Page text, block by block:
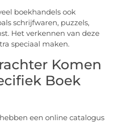
boekhandels ook
schrijfwaren, puzzels,
Het verkennen van deze
speciaal maken.
Komen
Boek
een online catalogus